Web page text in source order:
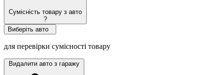
Сумісність товару з авто
?
Виберіть авто
для перевірки сумісності товару
Видалити авто з гаражу